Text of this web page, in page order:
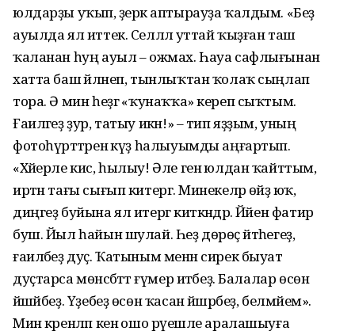
юлдарҙы уҡып, әҙерәк аптырауҙа ҡалдым. «Беҙ
ауылда ял иттек. Селләлә уттай ҡыҙған таш
ҡаланан һуң ауыл – ожмах. Һауа саф­лығынан
хатта баш әйләнеп, тынлыҡ­тан ҡолаҡ сыңлап
тора. Ә мин һеҙгә «ҡунаҡҡа» кереп сыҡтым.
Ғаиләгеҙ ҙур, татыу икән!» – тип яҙҙым, уның
фотоһүрәттәренә күҙ һалыуымды аңғартып.
«Хәйерле кис, һылыу! Әле генә юлдан ҡайттым,
иртән тағы сығып китергә. Минекеләр өйҙә юҡ,
диңгеҙ буйына ял итергә киткәндәр. Йәйен фатир
буш. Йыл һайын шулай. Һеҙ дөрөҫ әйтәһегеҙ,
ғаиләбеҙ дуҫ. Ҡатыным менән сирек быуат
дуҫтарса мөнәсәбәттә ғүмер итәбеҙ. Балалар өсөн
йәшәйбеҙ. Үҙебеҙ өсөн ҡасан йәшәрбеҙ, белмәйем».
Мин әкренләп кенә ошо рәүешле аралашыуға